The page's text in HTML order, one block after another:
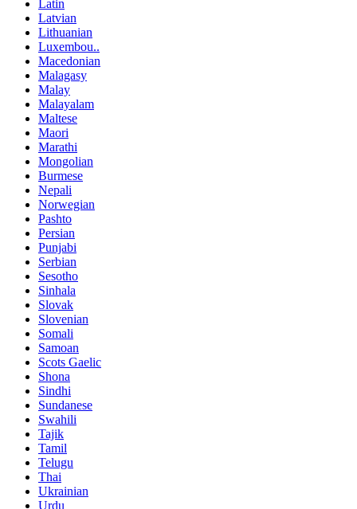
Latin
Latvian
Lithuanian
Luxembou..
Macedonian
Malagasy
Malay
Malayalam
Maltese
Maori
Marathi
Mongolian
Burmese
Nepali
Norwegian
Pashto
Persian
Punjabi
Serbian
Sesotho
Sinhala
Slovak
Slovenian
Somali
Samoan
Scots Gaelic
Shona
Sindhi
Sundanese
Swahili
Tajik
Tamil
Telugu
Thai
Ukrainian
Urdu